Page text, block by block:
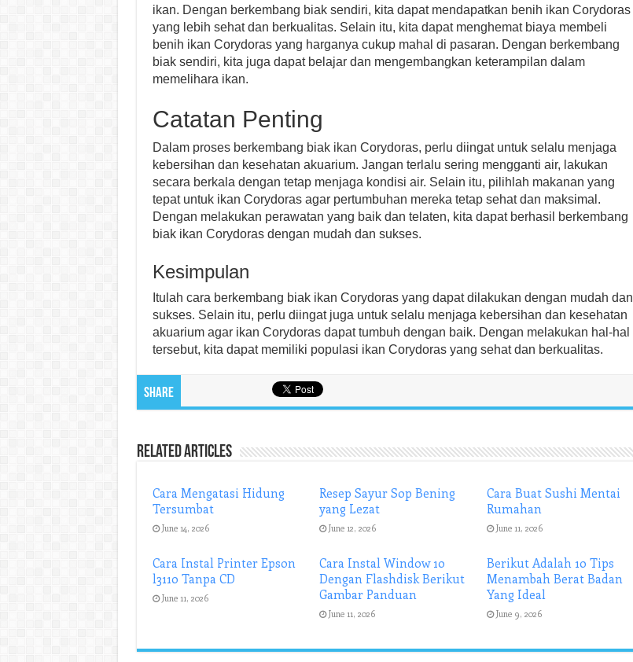
ikan. Dengan berkembang biak sendiri, kita dapat mendapatkan benih ikan Corydoras
yang lebih sehat dan berkualitas. Selain itu, kita dapat menghemat biaya membeli
benih ikan Corydoras yang harganya cukup mahal di pasaran. Dengan berkembang
biak sendiri, kita juga dapat belajar dan mengembangkan keterampilan dalam
memelihara ikan.
Catatan Penting
Dalam proses berkembang biak ikan Corydoras, perlu diingat untuk selalu menjaga
kebersihan dan kesehatan akuarium. Jangan terlalu sering mengganti air, lakukan
secara berkala dengan tetap menjaga kondisi air. Selain itu, pilihlah makanan yang
tepat untuk ikan Corydoras agar pertumbuhan mereka tetap sehat dan maksimal.
Dengan melakukan perawatan yang baik dan telaten, kita dapat berhasil berkembang
biak ikan Corydoras dengan mudah dan sukses.
Kesimpulan
Itulah cara berkembang biak ikan Corydoras yang dapat dilakukan dengan mudah dan
sukses. Selain itu, perlu diingat juga untuk selalu menjaga kebersihan dan kesehatan
akuarium agar ikan Corydoras dapat tumbuh dengan baik. Dengan melakukan hal-hal
tersebut, kita dapat memiliki populasi ikan Corydoras yang sehat dan berkualitas.
Share
Related Articles
Cara Mengatasi Hidung
Tersumbat
June 14, 2026
Resep Sayur Sop Bening
yang Lezat
June 12, 2026
Cara Buat Sushi Mentai
Rumahan
June 11, 2026
Cara Instal Printer Epson
l3110 Tanpa CD
June 11, 2026
Cara Instal Window 10
Dengan Flashdisk Berikut
Gambar Panduan
June 11, 2026
Berikut Adalah 10 Tips
Menambah Berat Badan
Yang Ideal
June 9, 2026